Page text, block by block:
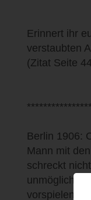
Erinnert ihr
verstaubten
(Zitat Seite
Berlin 1906:
Mann mit
schreckt
unmöglich.
vorspielen.